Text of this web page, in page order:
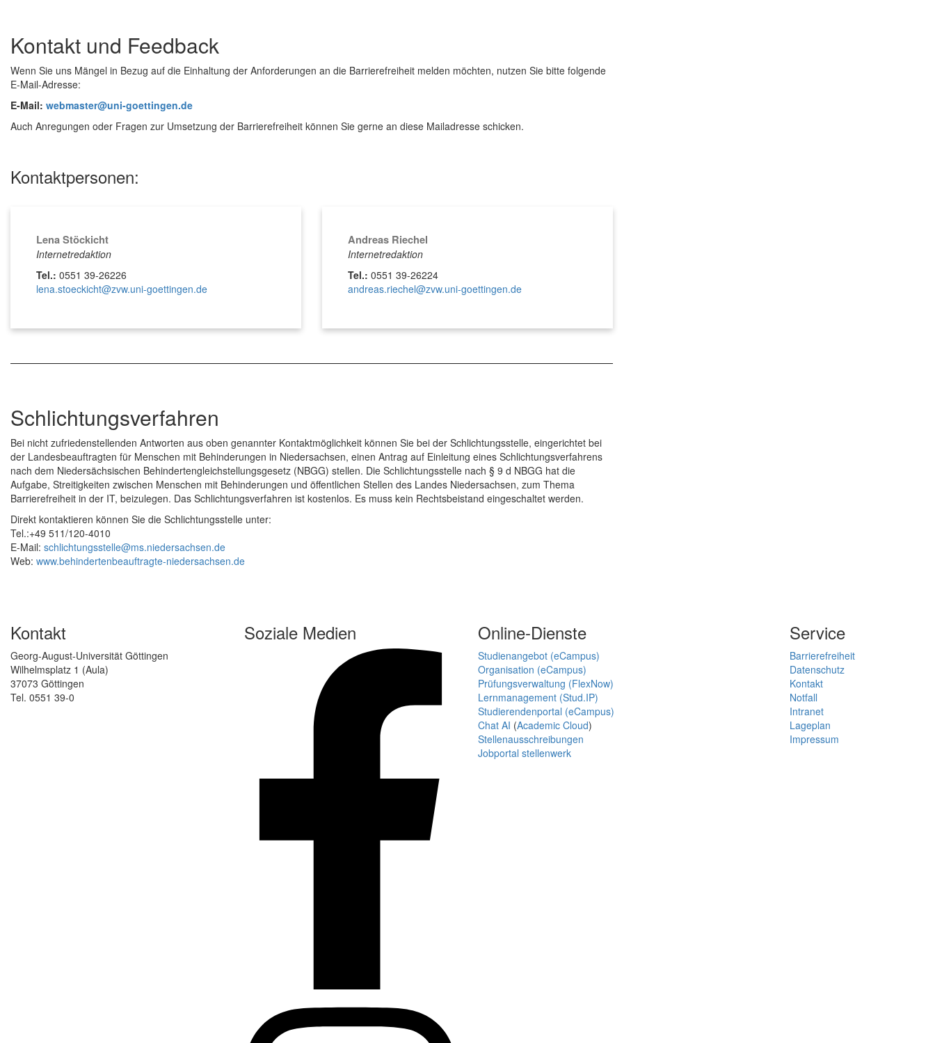
Kontakt und Feedback
Wenn Sie uns Mängel in Bezug auf die Einhaltung der Anforderungen an die Barrierefreiheit melden möchten, nutzen Sie bitte folgende
E-Mail-Adresse:
E-Mail: webmaster@uni-goettingen.de
Auch Anregungen oder Fragen zur Umsetzung der Barrierefreiheit können Sie gerne an diese Mailadresse schicken.
Kontaktpersonen:
Lena Stöckicht
Internetredaktion
Tel.: 0551 39-26226
lena.stoeckicht@zvw.uni-goettingen.de
Andreas Riechel
Internetredaktion
Tel.: 0551 39-26224
andreas.riechel@zvw.uni-goettingen.de
Schlichtungsverfahren
Bei nicht zufriedenstellenden Antworten aus oben genannter Kontaktmöglichkeit können Sie bei der Schlichtungsstelle, eingerichtet bei
der Landesbeauftragten für Menschen mit Behinderungen in Niedersachsen, einen Antrag auf Einleitung eines Schlichtungsverfahrens
nach dem Niedersächsischen Behindertengleichstellungsgesetz (NBGG) stellen. Die Schlichtungsstelle nach § 9 d NBGG hat die
Aufgabe, Streitigkeiten zwischen Menschen mit Behinderungen und öffentlichen Stellen des Landes Niedersachsen, zum Thema
Barrierefreiheit in der IT, beizulegen. Das Schlichtungsverfahren ist kostenlos. Es muss kein Rechtsbeistand eingeschaltet werden.
Direkt kontaktieren können Sie die Schlichtungsstelle unter:
Tel.:+49 511/120-4010
E-Mail: schlichtungsstelle@ms.niedersachsen.de
Web: www.behindertenbeauftragte-niedersachsen.de
Kontakt
Georg-August-Universität Göttingen
Wilhelmsplatz 1 (Aula)
37073 Göttingen
Tel. 0551 39-0
Soziale Medien Online-Dienste
Studienangebot (eCampus)
Organisation (eCampus)
Prüfungsverwaltung (FlexNow)
Lernmanagement (Stud.IP)
Studierendenportal (eCampus)
Chat AI (Academic Cloud)
Stellenausschreibungen
Jobportal stellenwerk
Service
Barrierefreiheit
Datenschutz
Kontakt
Notfall
Intranet
Lageplan
Impressum